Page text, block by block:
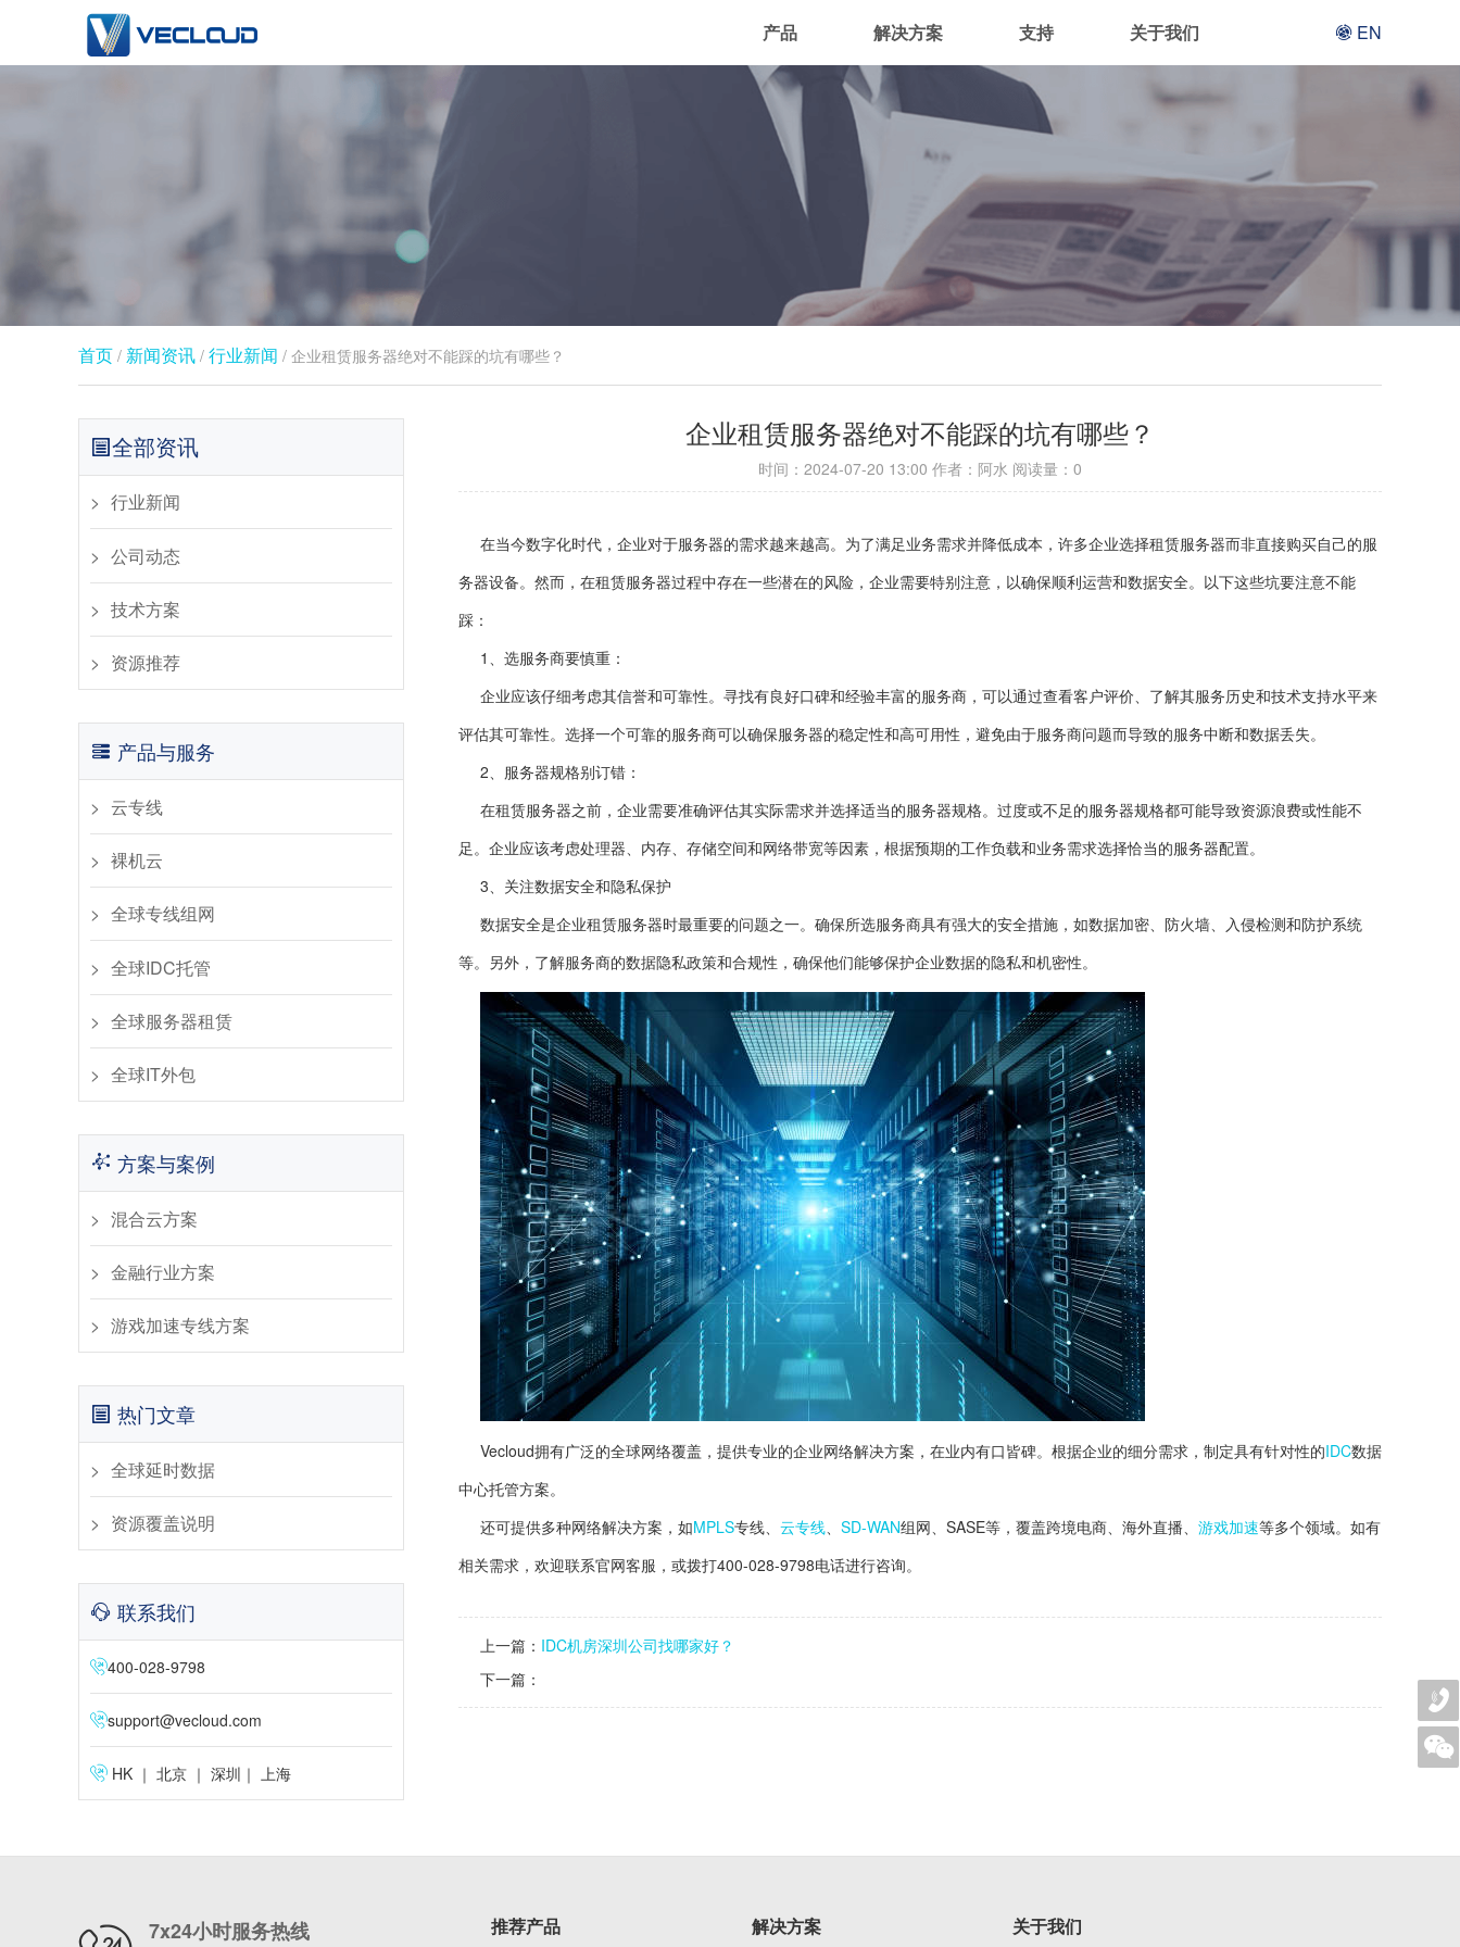
EN
关于我们
支持
解决方案
产品
首页 / 新闻资讯 / 行业新闻​ / 企业租赁服务器绝对不能踩的坑有哪些？
全部资讯
行业新闻​
公司动态​
​技术方案
资源推荐
产品与服务
云专线
裸机云
全球专线组网
全球IDC托管
全球服务器租赁
全球IT外包
方案与案例
混合云方案
金融行业方案
游戏加速专线方案
热门文章
全球延时数据
资源覆盖说明
联系我们
400-028-9798
support@vecloud.com
HK ｜ 北京 ｜ 深圳｜ 上海
企业租赁服务器绝对不能踩的坑有哪些？
时间： 2024-07-20 13:00 作者：阿水 阅读量： 0
在当今数字化时代，企业对于服务器的需求越来越高。为了满足业务需求并降低成本，许多企业选择租赁服务器而非直接购买自己的服
务器设备。然而，在租赁服务器过程中存在一些潜在的风险，企业需要特别注意，以确保顺利运营和数据安全。以下这些坑要注意不能
踩：
1、选服务商要慎重：
企业应该仔细考虑其信誉和可靠性。寻找有良好口碑和经验丰富的服务商，可以通过查看客户评价、了解其服务历史和技术支持水平来
评估其可靠性。选择一个可靠的服务商可以确保服务器的稳定性和高可用性，避免由于服务商问题而导致的服务中断和数据丢失。
2、服务器规格别订错：
在租赁服务器之前，企业需要准确评估其实际需求并选择适当的服务器规格。过度或不足的服务器规格都可能导致资源浪费或性能不
足。企业应该考虑处理器、内存、存储空间和网络带宽等因素，根据预期的工作负载和业务需求选择恰当的服务器配置。
3、关注数据安全和隐私保护
数据安全是企业租赁服务器时最重要的问题之一。确保所选服务商具有强大的安全措施，如数据加密、防火墙、入侵检测和防护系统
等。另外，了解服务商的数据隐私政策和合规性，确保他们能够保护企业数据的隐私和机密性。
Vecloud拥有广泛的全球网络覆盖，提供专业的企业网络解决方案，在业内有口皆碑。根据企业的细分需求，制定具有针对性的IDC数据
中心托管方案。
还可提供多种网络解决方案，如MPLS专线、 云专线、 SD-WAN组网、SASE等，覆盖跨境电商、海外直播、 游戏加速等多个领域。如有
相关需求，欢迎联系官网客服，或拨打400-028-9798电话进行咨询。
上一篇： IDC机房深圳公司找哪家好？
下一篇：
7x24小时服务热线 推荐产品 解决方案 关于我们